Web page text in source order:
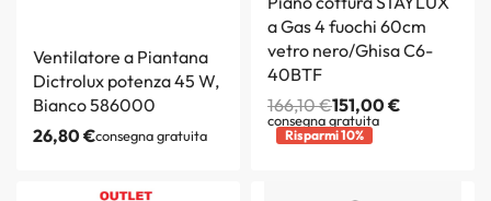
Ventilatore a Piantana
Dictrolux potenza 45 W,
Bianco 586000
26,80€consegna gratuita
a Gas 4 fuochi 60cm
vetro nero/Ghisa C6-
40BTF
166,10€151,00€
consegna gratuita
Risparmi 10%